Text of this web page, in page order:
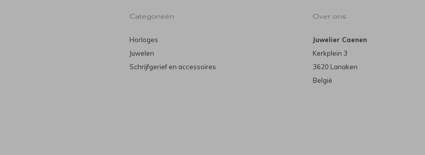
Categorieën
Horloges
Juwelen
Schrijfgerief en accessoires
Over ons
Juwelier Caenen
Kerkplein 3
3620 Lanaken
België